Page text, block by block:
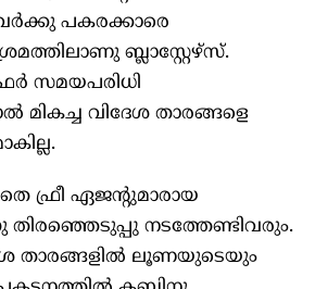
പകരക്കാരെ
ബ്ലാസ്റ്റേഴ്സ്.
സമയപരിധി
മികച്ച വിദേശ താരങ്ങളെ
ഫ്രീ ഏജന്റുമാരായ
തിരഞ്ഞെടുപ്പു നടത്തേണ്ടിവരും.
താരങ്ങളിൽ ലൂണയുടെയും